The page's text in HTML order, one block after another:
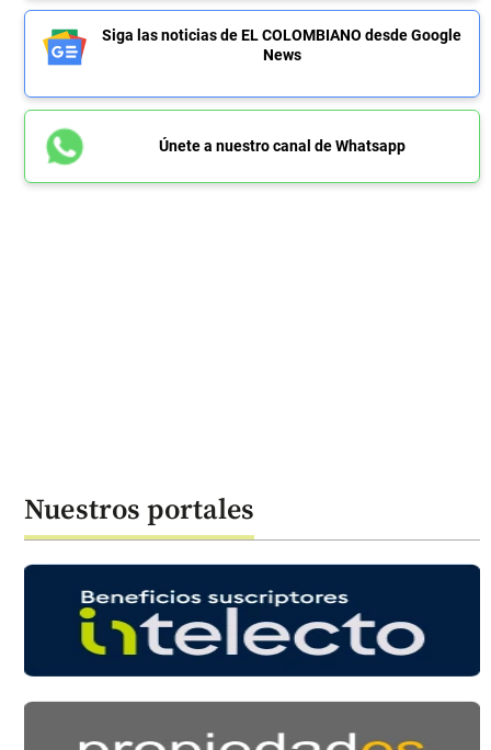
Siga las noticias de EL COLOMBIANO desde Google
News
Únete a nuestro canal de Whatsapp
Nuestros portales